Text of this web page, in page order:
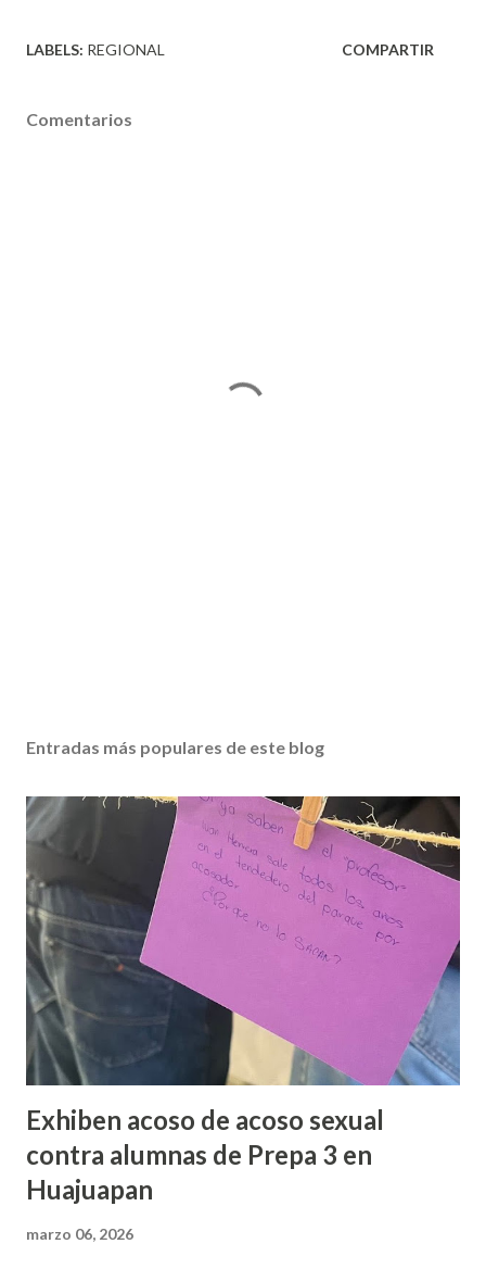
LABELS: REGIONAL COMPARTIR
Comentarios
Entradas más populares de este blog
Exhiben acoso de acoso sexual
contra alumnas de Prepa 3 en
Huajuapan
marzo 06, 2026